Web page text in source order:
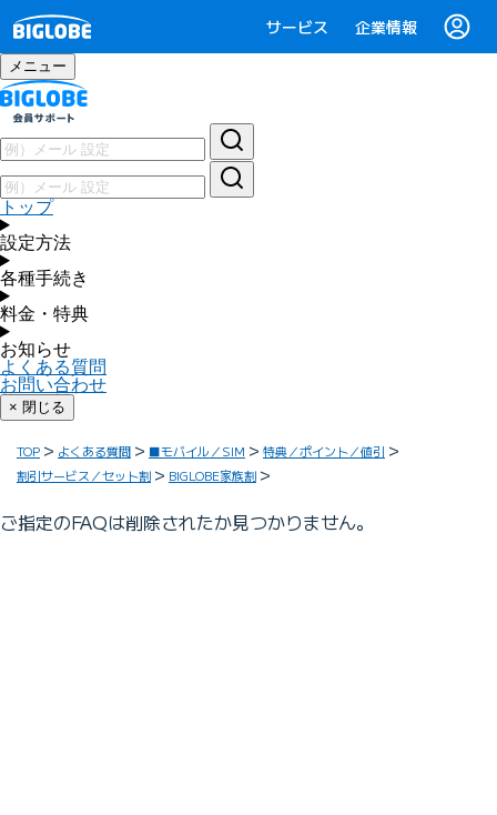
サービス 企業情報
メニュー
トップ
設定方法
各種手続き
料金・特典
お知らせ
よくある質問
お問い合わせ
× 閉じる
TOP よくある質問 ■モバイル／SIM
特典／ポイント／値引
割引サービス／セット割
BIGLOBE家族割
ご指定のFAQは削除されたか見つかりません。